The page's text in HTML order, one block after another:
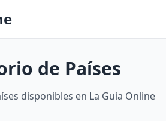
de Países
disponibles en La Guia Online